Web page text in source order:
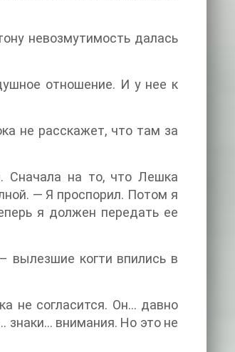
невозмутимость далась
отношение. И у нее к
не расскажет, что там за
Сначала на то, что Лешка
— Я проспорил. Потом я
я должен передать ее
вылезшие когти впились в
не согласится. Он… давно
знаки… внимания. Но это не